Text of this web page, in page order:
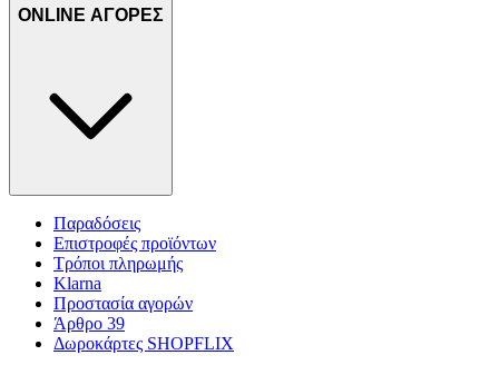
ONLINE ΑΓΟΡΕΣ
Παραδόσεις
Επιστροφές προϊόντων
Τρόποι πληρωμής
Klarna
Προστασία αγορών
Άρθρο 39
Δωροκάρτες SHOPFLIX